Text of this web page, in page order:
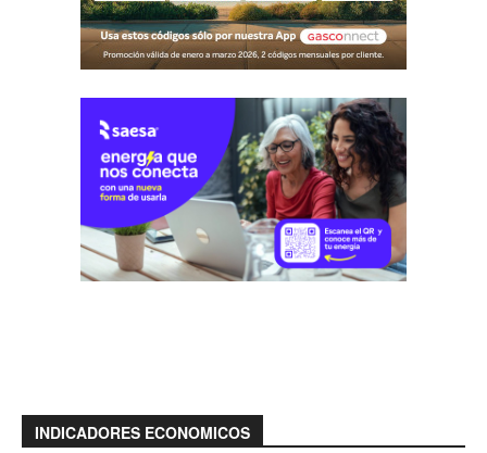
INDICADORES ECONOMICOS